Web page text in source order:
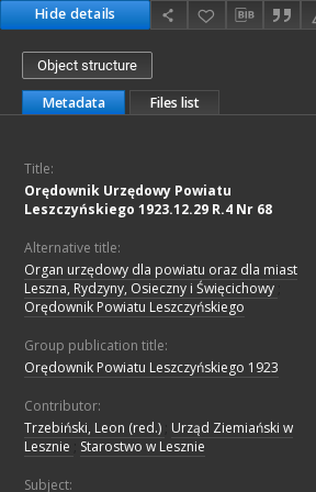
Hide details
Object structure
Metadata Files list
Title:
Orędownik Urzędowy Powiatu
Leszczyńskiego 1923.12.29 R.4 Nr 68
Alternative title:
Organ urzędowy dla powiatu oraz dla miast
Leszna, Rydzyny, Osieczny i Święcichowy
Orędownik Powiatu Leszczyńskiego
Group publication title:
Orędownik Powiatu Leszczyńskiego 1923
Contributor:
Trzebiński, Leon (red.) Urząd Ziemiański w
Lesznie
Starostwo w Lesznie
Subject: